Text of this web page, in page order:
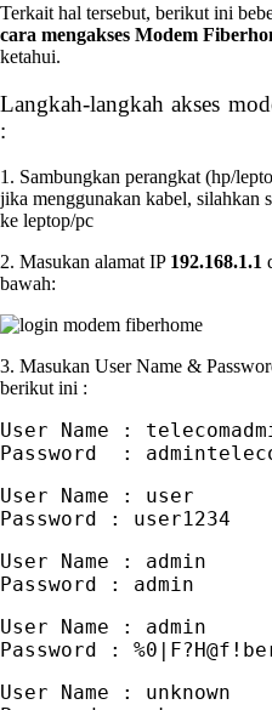
Terkait hal tersebut, berikut ini
cara mengakses Modem
ketahui.
Langkah-langkah akses
:
1. Sambungkan perangkat (hp/
jika menggunakan kabel, silahkan
ke leptop/pc
2. Masukan alamat IP 192.168.1.1
bawah:
3. Masukan User Name &
berikut ini :
User Name :
Password  :
User Name : user
Password : user1234
User Name : admin
Password : admin
User Name : admin
Password :
User Name : unknown